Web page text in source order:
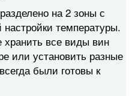
на 2 зоны с
температуры.
хранить все виды вин
или установить разные
были готовы к